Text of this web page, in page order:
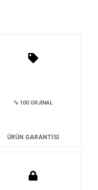
% 100 ORJİNAL
ÜRÜN GARANTİSİ